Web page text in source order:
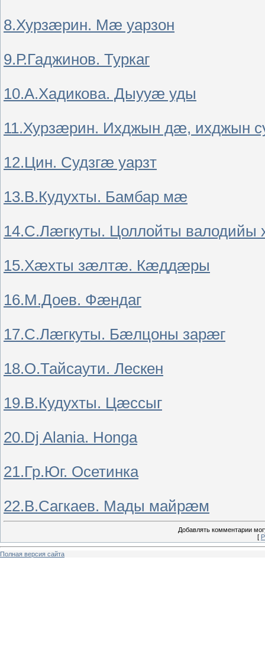
8.Хурзæрин. Мæ уарзон
9.Р.Гаджинов. Туркаг
10.А.Хадикова. Дыууæ уды
11.Хурзæрин. Ихджын дæ, ихджын
12.Цин. Судзгæ уарзт
13.В.Кудухты. Бамбар мæ
14.С.Лæгкуты. Цоллойты валодийы
15.Хæхты зæлтæ. Кæддæры
16.М.Доев. Фæндаг
17.С.Лæгкуты. Бæлцоны зарæг
18.О.Тайсаути. Лескен
19.В.Кудухты. Цæссыг
20.Dj Alania. Honga
21.Гр.Юг. Осетинка
22.В.Сагкаев. Мады майрæм
Добавлять комментарии
[
Полная версия сайта